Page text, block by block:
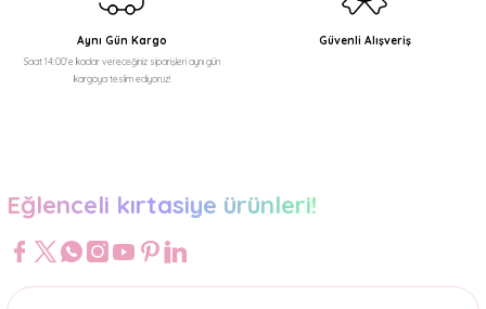
Aynı Gün Kargo
Saat 14:00'e kadar vereceğiniz siparişleri aynı gün
kargoya teslim ediyoruz!
Güvenli Alışveriş
Eğlenceli kırtasiye ürünleri!